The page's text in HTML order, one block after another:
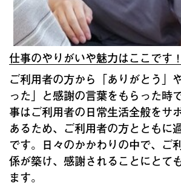
仕事のやりがいや魅力はここです！
ご利用者の方から「ありがとう」
った」と感謝の言葉をもらった時
事はご利用者の日常生活全般をサ
あるため、ご利用者の方とともに
です。日々のかかわりの中で、ご
係が築け、感謝されることにとて
ます。